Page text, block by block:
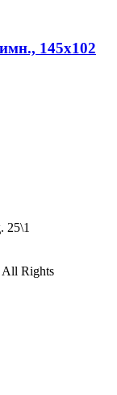
145х102
25\1
Rights